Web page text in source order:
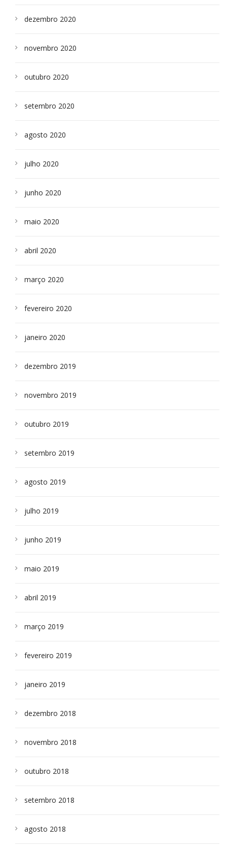
dezembro 2020
novembro 2020
outubro 2020
setembro 2020
agosto 2020
julho 2020
junho 2020
maio 2020
abril 2020
março 2020
fevereiro 2020
janeiro 2020
dezembro 2019
novembro 2019
outubro 2019
setembro 2019
agosto 2019
julho 2019
junho 2019
maio 2019
abril 2019
março 2019
fevereiro 2019
janeiro 2019
dezembro 2018
novembro 2018
outubro 2018
setembro 2018
agosto 2018